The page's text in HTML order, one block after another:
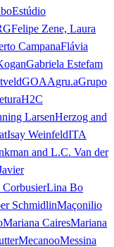
Estúdio
Felipe Zene, Laura
CampanaFlávia
Gabriela Estefam
GOAAgru.aGrupo
H2C
LarsenHerzog and
Isay WeinfeldITA
and L.C. Van der
CorbusierLina Bo
SchmidlinMaçonilio
Mariana CairesMariana
MecanooMessina